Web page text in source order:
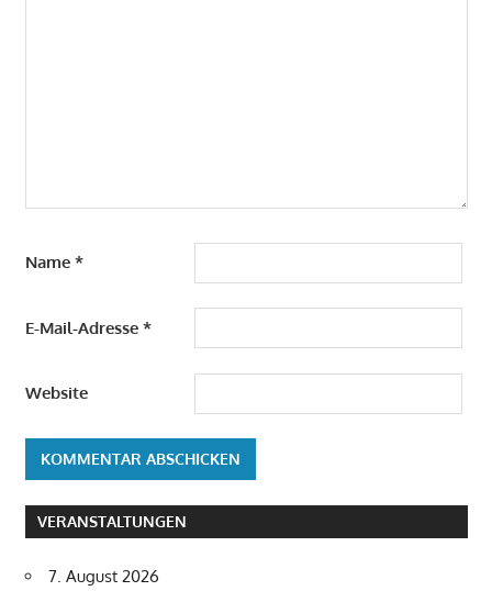
Name *
E-Mail-Adresse *
Website
VERANSTALTUNGEN
7. August 2026